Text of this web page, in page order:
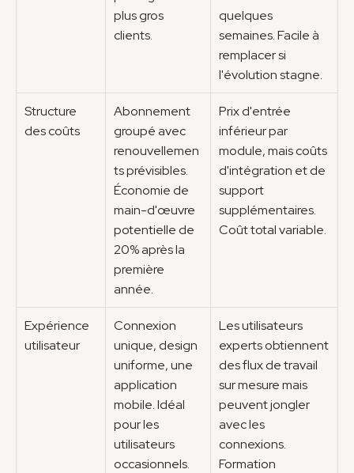
plus gros
clients.
quelques
semaines. Facile à
remplacer si
l'évolution stagne.
Structure
des coûts
Abonnement
groupé avec
renouvellemen
ts prévisibles.
Économie de
main-d'œuvre
potentielle de
20% après la
première
année.
Prix d'entrée
inférieur par
module, mais coûts
d'intégration et de
support
supplémentaires.
Coût total variable.
Expérience
utilisateur
Connexion
unique, design
uniforme, une
application
mobile. Idéal
pour les
utilisateurs
occasionnels.
Les utilisateurs
experts obtiennent
des flux de travail
sur mesure mais
peuvent jongler
avec les
connexions.
Formation